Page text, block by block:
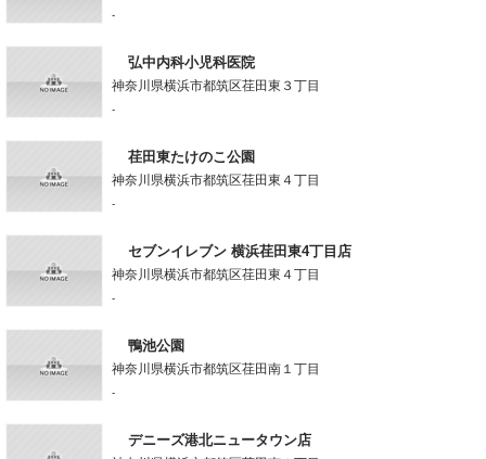
-
弘中内科小児科医院
神奈川県横浜市都筑区荏田東３丁目
-
荏田東たけのこ公園
神奈川県横浜市都筑区荏田東４丁目
-
セブンイレブン 横浜荏田東4丁目店
神奈川県横浜市都筑区荏田東４丁目
-
鴨池公園
神奈川県横浜市都筑区荏田南１丁目
-
デニーズ港北ニュータウン店